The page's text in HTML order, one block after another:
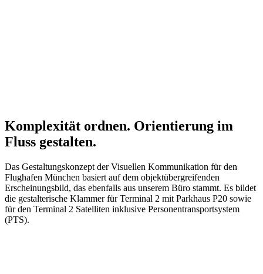
Komplexität ordnen. Orientierung im
Fluss gestalten.
Das Gestaltungskonzept der Visuellen Kommunikation für den
Flughafen München basiert auf dem objektübergreifenden
Erscheinungsbild, das ebenfalls aus unserem Büro stammt. Es bildet
die gestalterische Klammer für Terminal 2 mit Parkhaus P20 sowie
für den Terminal 2 Satelliten inklusive Personentransportsystem
(PTS).